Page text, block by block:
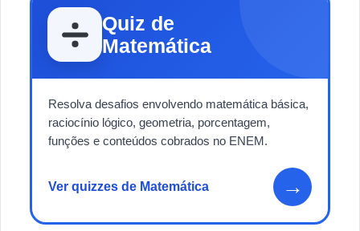
Quiz de
Matemática
Resolva desafios envolvendo matemática básica,
raciocínio lógico, geometria, porcentagem,
funções e conteúdos cobrados no ENEM.
Ver quizzes de Matemática →